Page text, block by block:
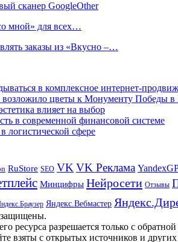
сканер GoogleOther
мной» для всех…
заказы из «Вкусно –…
в комплексное интернет-
возложило цветы к Монументу Победы
влияет на выбор
в современной финансовой системе
логистической сфере
RuStore SEO VK VK Реклама
Минцифры Нейросети Отзывы
Яндекс.Вебмастер
защищены.
ресурса разрешается только с
взяты с открытых источников и